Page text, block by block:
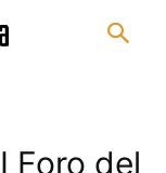
Foro del